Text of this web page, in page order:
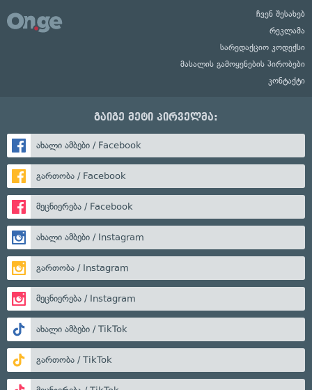
ჩვენ შესახებ
რეკლამა
სარედაქციო კოდექსი
მასალის გამოყენების პირობები
კონტაქტი
გაიგე მეტი პირველმა:
ახალი ამბები / Facebook
გართობა / Facebook
მეცნიერება / Facebook
ახალი ამბები / Instagram
გართობა / Instagram
მეცნიერება / Instagram
ახალი ამბები / TikTok
გართობა / TikTok